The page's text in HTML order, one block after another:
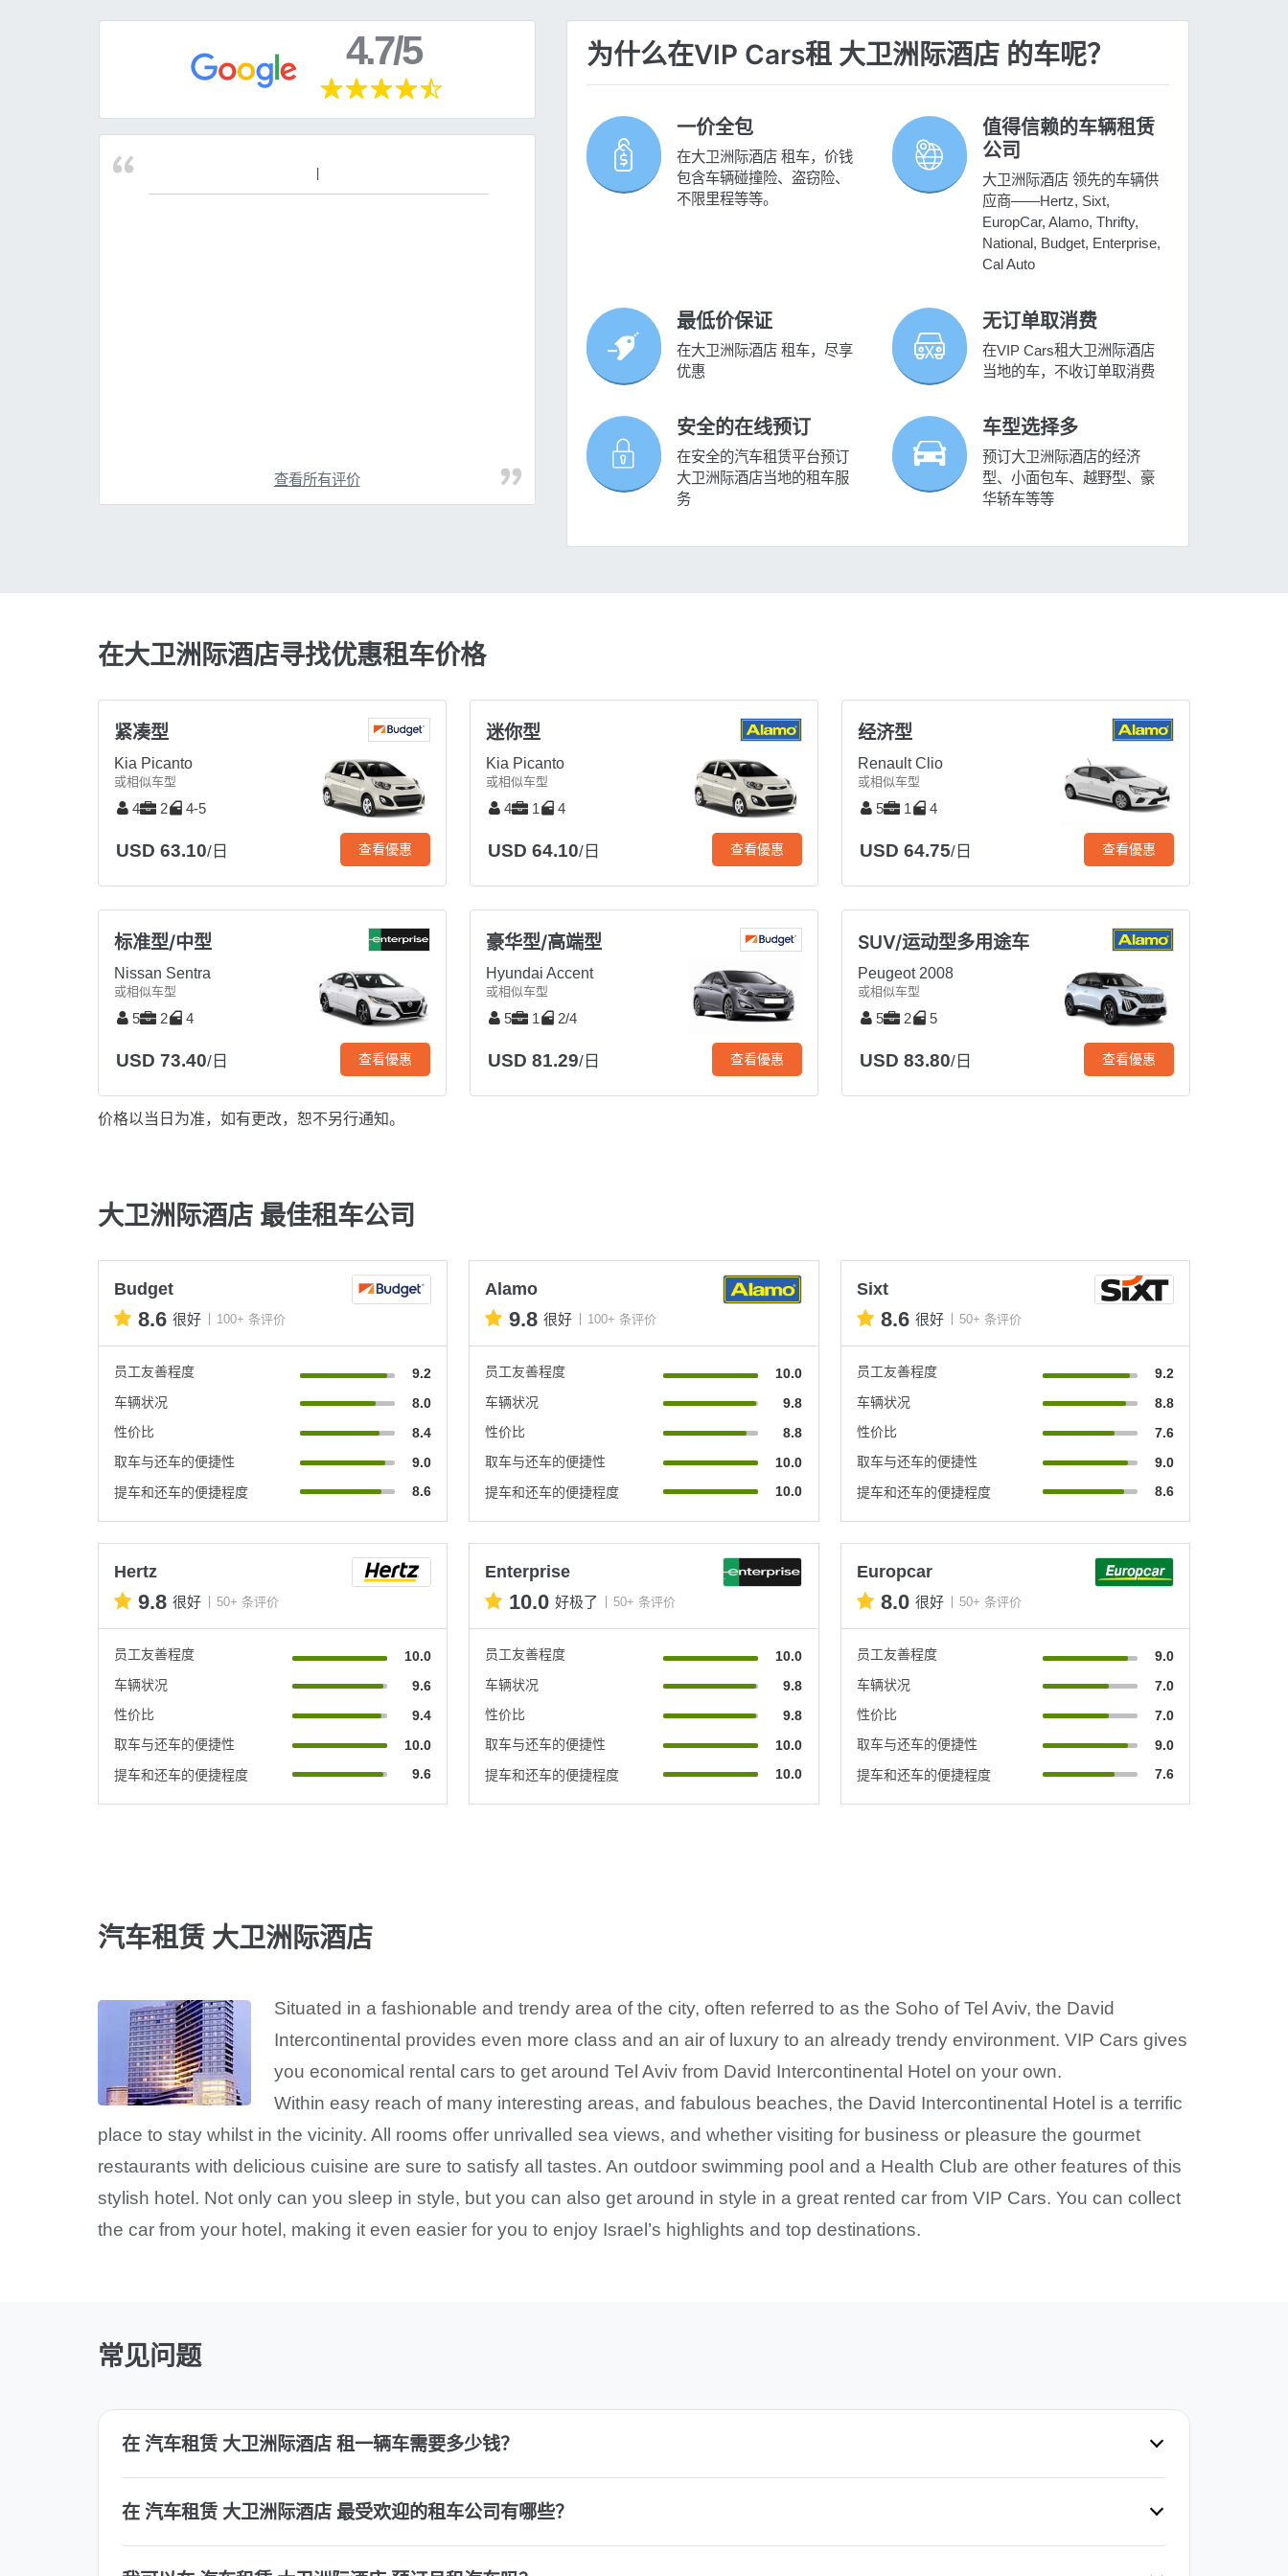
4.7/5
查看所有评价
为什么在VIP Cars租 大卫洲际酒店 的车呢？
一价全包
在大卫洲际酒店 租车，价钱
包含车辆碰撞险、盗窃险、
不限里程等等。
值得信赖的车辆租赁
公司
大卫洲际酒店 领先的车辆供
应商——Hertz, Sixt,
EuropCar, Alamo, Thrifty,
National, Budget, Enterprise,
Cal Auto
最低价保证
在大卫洲际酒店 租车，尽享
优惠
无订单取消费
在VIP Cars租大卫洲际酒店
当地的车，不收订单取消费
安全的在线预订
在安全的汽车租赁平台预订
大卫洲际酒店当地的租车服
务
车型选择多
预订大卫洲际酒店的经济
型、小面包车、越野型、豪
华轿车等等
在大卫洲际酒店寻找优惠租车价格
紧凑型
Kia Picanto
或相似车型
4 2 4-5
USD 63.10/日 查看優惠
迷你型
Kia Picanto
或相似车型
4 1 4
USD 64.10/日 查看優惠
经济型
Renault Clio
或相似车型
5 1 4
USD 64.75/日 查看優惠
标准型/中型
Nissan Sentra
或相似车型
5 2 4
USD 73.40/日 查看優惠
豪华型/高端型
Hyundai Accent
或相似车型
5 1 2/4
USD 81.29/日 查看優惠
SUV/运动型多用途车
Peugeot 2008
或相似车型
5 2 5
USD 83.80/日 查看優惠
价格以当日为准，如有更改，恕不另行通知。
大卫洲际酒店 最佳租车公司
Budget
8.6 很好 100+ 条评价
员工友善程度
9.2
车辆状况
8.0
性价比
8.4
取车与还车的便捷性
9.0
提车和还车的便捷程度
8.6
Alamo
9.8 很好 100+ 条评价
员工友善程度
10.0
车辆状况
9.8
性价比
8.8
取车与还车的便捷性
10.0
提车和还车的便捷程度
10.0
Sixt
8.6 很好 50+ 条评价
员工友善程度
9.2
车辆状况
8.8
性价比
7.6
取车与还车的便捷性
9.0
提车和还车的便捷程度
8.6
Hertz
9.8 很好 50+ 条评价
员工友善程度
10.0
车辆状况
9.6
性价比
9.4
取车与还车的便捷性
10.0
提车和还车的便捷程度
9.6
Enterprise
10.0 好极了 50+ 条评价
员工友善程度
10.0
车辆状况
9.8
性价比
9.8
取车与还车的便捷性
10.0
提车和还车的便捷程度
10.0
Europcar
8.0 很好 50+ 条评价
员工友善程度
9.0
车辆状况
7.0
性价比
7.0
取车与还车的便捷性
9.0
提车和还车的便捷程度
7.6
汽车租赁 大卫洲际酒店
Situated in a fashionable and trendy area of the city, often referred to as the Soho of Tel Aviv, the David
Intercontinental provides even more class and an air of luxury to an already trendy environment. VIP Cars gives
you economical rental cars to get around Tel Aviv from David Intercontinental Hotel on your own.
Within easy reach of many interesting areas, and fabulous beaches, the David Intercontinental Hotel is a terrific
place to stay whilst in the vicinity. All rooms offer unrivalled sea views, and whether visiting for business or pleasure the gourmet
restaurants with delicious cuisine are sure to satisfy all tastes. An outdoor swimming pool and a Health Club are other features of this
stylish hotel. Not only can you sleep in style, but you can also get around in style in a great rented car from VIP Cars. You can collect
the car from your hotel, making it even easier for you to enjoy Israel’s highlights and top destinations.
常见问题
在 汽车租赁 大卫洲际酒店 租一辆车需要多少钱？
在 汽车租赁 大卫洲际酒店 最受欢迎的租车公司有哪些？